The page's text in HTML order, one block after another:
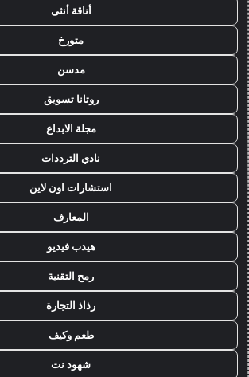
أناقة أنثى
متورخ
مدسن
روتانا تسويق
مجلة الابداع
نادي الترددات
استشارات اون لاين
المعارف
هيدب فيديو
رمح التقنية
رذاذ التجارة
طعم وكيف
شهود نت